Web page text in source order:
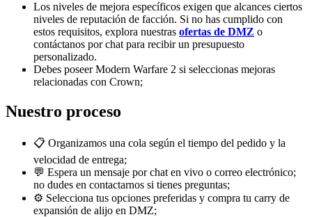
Los niveles de mejora específicos exigen que alcances ciertos
niveles de reputación de facción. Si no has cumplido con
estos requisitos, explora nuestras ofertas de DMZ o
contáctanos por chat para recibir un presupuesto
personalizado.
Debes poseer Modern Warfare 2 si seleccionas mejoras
relacionadas con Crown;
Nuestro proceso
📋 Organizamos una cola según el tiempo del pedido y la
velocidad de entrega;
💬 Espera un mensaje por chat en vivo o correo electrónico;
no dudes en contactarnos si tienes preguntas;
⚙️ Selecciona tus opciones preferidas y compra tu carry de
expansión de alijo en DMZ;